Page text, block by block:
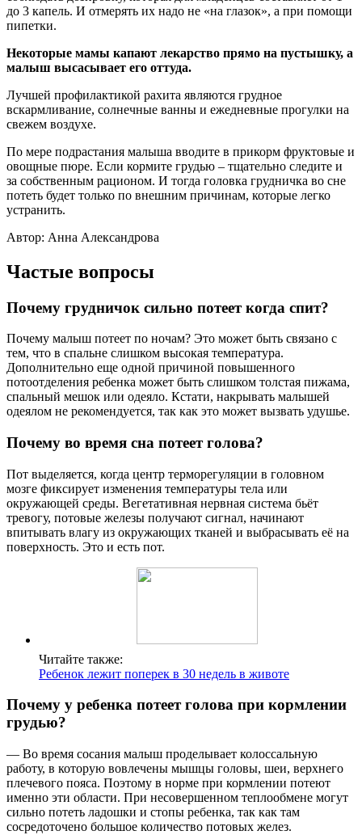
до 3 капель. И отмерять их надо не «на глазок», а при помощи
пипетки.
Некоторые мамы капают лекарство прямо на пустышку, а
малыш высасывает его оттуда.
Лучшей профилактикой рахита являются грудное
вскармливание, солнечные ванны и ежедневные прогулки на
свежем воздухе.
По мере подрастания малыша вводите в прикорм фруктовые и
овощные пюре. Если кормите грудью – тщательно следите и
за собственным рационом. И тогда головка грудничка во сне
потеть будет только по внешним причинам, которые легко
устранить.
Автор: Анна Александрова
Частые вопросы
Почему грудничок сильно потеет когда спит?
Почему малыш потеет по ночам? Это может быть связано с
тем, что в спальне слишком высокая температура.
Дополнительно еще одной причиной повышенного
потоотделения ребенка может быть слишком толстая пижама,
спальный мешок или одеяло. Кстати, накрывать малышей
одеялом не рекомендуется, так как это может вызвать удушье.
Почему во время сна потеет голова?
Пот выделяется, когда центр терморегуляции в головном
мозге фиксирует изменения температуры тела или
окружающей среды. Вегетативная нервная система бьёт
тревогу, потовые железы получают сигнал, начинают
впитывать влагу из окружающих тканей и выбрасывать её на
поверхность. Это и есть пот.
Читайте также:
Ребенок лежит поперек в 30 недель в животе
Почему у ребенка потеет голова при кормлении
грудью?
— Во время сосания малыш проделывает колоссальную
работу, в которую вовлечены мышцы головы, шеи, верхнего
плечевого пояса. Поэтому в норме при кормлении потеют
именно эти области. При несовершенном теплообмене могут
сильно потеть ладошки и стопы ребенка, так как там
сосредоточено большое количество потовых желез.